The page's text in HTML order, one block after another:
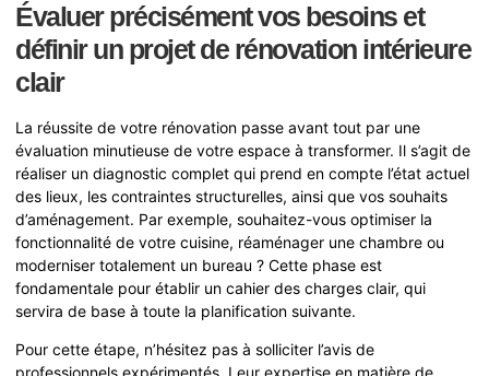
Évaluer précisément vos besoins et
définir un projet de rénovation intérieure
clair
La réussite de votre rénovation passe avant tout par une
évaluation minutieuse de votre espace à transformer. Il s’agit de
réaliser un diagnostic complet qui prend en compte l’état actuel
des lieux, les contraintes structurelles, ainsi que vos souhaits
d’aménagement. Par exemple, souhaitez-vous optimiser la
fonctionnalité de votre cuisine, réaménager une chambre ou
moderniser totalement un bureau ? Cette phase est
fondamentale pour établir un cahier des charges clair, qui
servira de base à toute la planification suivante.
Pour cette étape, n’hésitez pas à solliciter l’avis de